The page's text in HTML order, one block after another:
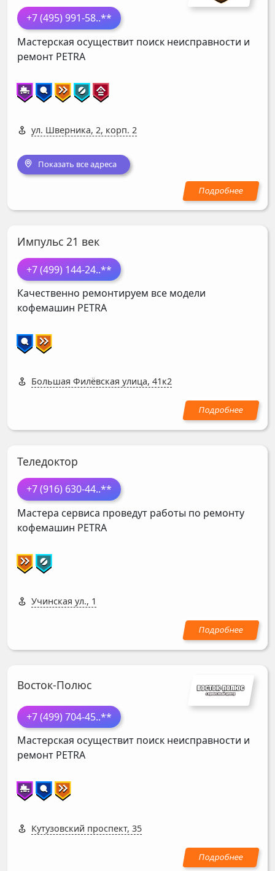
+7 (495) 991-58..**
Мастерская осуществит поиск неисправности и
ремонт PETRA
ул. Шверника, 2, корп. 2
Показать все адреса
Импульс 21 век
+7 (499) 144-24..**
Качественно ремонтируем все модели
кофемашин PETRA
Большая Филёвская улица, 41к2
Теледоктор
+7 (916) 630-44..**
Мастера сервиса проведут работы по ремонту
кофемашин PETRA
Учинская ул., 1
Восток-Полюс
+7 (499) 704-45..**
Мастерская осуществит поиск неисправности и
ремонт PETRA
Кутузовский проспект, 35